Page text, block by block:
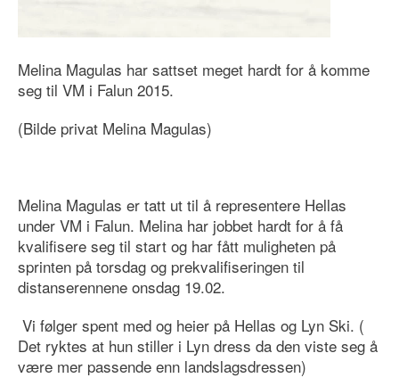
Melina Magulas har sattset meget hardt for å komme
seg til VM i Falun 2015.
(Bilde privat Melina Magulas)
Melina Magulas er tatt ut til å representere Hellas
under VM i Falun. Melina har jobbet hardt for å få
kvalifisere seg til start og har fått muligheten på
sprinten på torsdag og prekvalifiseringen til
distanserennene onsdag 19.02.
Vi følger spent med og heier på Hellas og Lyn Ski. (
Det ryktes at hun stiller i Lyn dress da den viste seg å
være mer passende enn landslagsdressen)